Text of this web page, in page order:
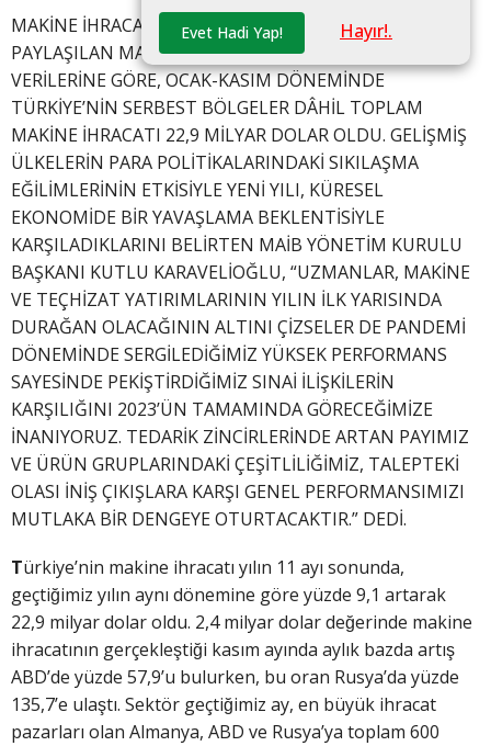
Evet Hadi Yap! Hayır!.
MAKİNE İHRACATÇILARI BİRLİĞİ (MAİB) TARAFINDAN
PAYLAŞILAN MAKİNE İMALAT SANAYİSİ KONSOLİDE
VERİLERİNE GÖRE, OCAK-KASIM DÖNEMİNDE
TÜRKİYE’NİN SERBEST BÖLGELER DÂHİL TOPLAM
MAKİNE İHRACATI 22,9 MİLYAR DOLAR OLDU. GELİŞMİŞ
ÜLKELERİN PARA POLİTİKALARINDAKİ SIKILAŞMA
EĞİLİMLERİNİN ETKİSİYLE YENİ YILI, KÜRESEL
EKONOMİDE BİR YAVAŞLAMA BEKLENTİSİYLE
KARŞILADIKLARINI BELİRTEN MAİB YÖNETİM KURULU
BAŞKANI KUTLU KARAVELİOĞLU, “UZMANLAR, MAKİNE
VE TEÇHİZAT YATIRIMLARININ YILIN İLK YARISINDA
DURAĞAN OLACAĞININ ALTINI ÇİZSELER DE PANDEMİ
DÖNEMİNDE SERGİLEDİĞİMİZ YÜKSEK PERFORMANS
SAYESİNDE PEKİŞTİRDİĞİMİZ SINAİ İLİŞKİLERİN
KARŞILIĞINI 2023’ÜN TAMAMINDA GÖRECEĞİMİZE
İNANIYORUZ. TEDARİK ZİNCİRLERİNDE ARTAN PAYIMIZ
VE ÜRÜN GRUPLARINDAKİ ÇEŞİTLİLİĞİMİZ, TALEPTEKİ
OLASI İNİŞ ÇIKIŞLARA KARŞI GENEL PERFORMANSIMIZI
MUTLAKA BİR DENGEYE OTURTACAKTIR.” DEDİ.
Türkiye’nin makine ihracatı yılın 11 ayı sonunda,
geçtiğimiz yılın aynı dönemine göre yüzde 9,1 artarak
22,9 milyar dolar oldu. 2,4 milyar dolar değerinde makine
ihracatının gerçekleştiği kasım ayında aylık bazda artış
ABD’de yüzde 57,9’u bulurken, bu oran Rusya’da yüzde
135,7’e ulaştı. Sektör geçtiğimiz ay, en büyük ihracat
pazarları olan Almanya, ABD ve Rusya’ya toplam 600